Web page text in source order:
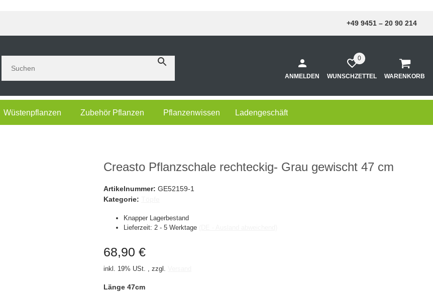
+49 9451 – 20 90 214
ANMELDEN
0
WUNSCHZETTEL WARENKORB
Wüstenpflanzen Zubehör Pflanzen Pflanzenwissen Ladengeschäft
Creasto Pflanzschale rechteckig- Grau gewischt 47 cm
Artikelnummer: GE52159-1
Kategorie:
Knapper Lagerbestand
Lieferzeit: 2 - 5 Werktage
68,90 €
inkl. 19% USt. , zzgl.
Länge 47cm